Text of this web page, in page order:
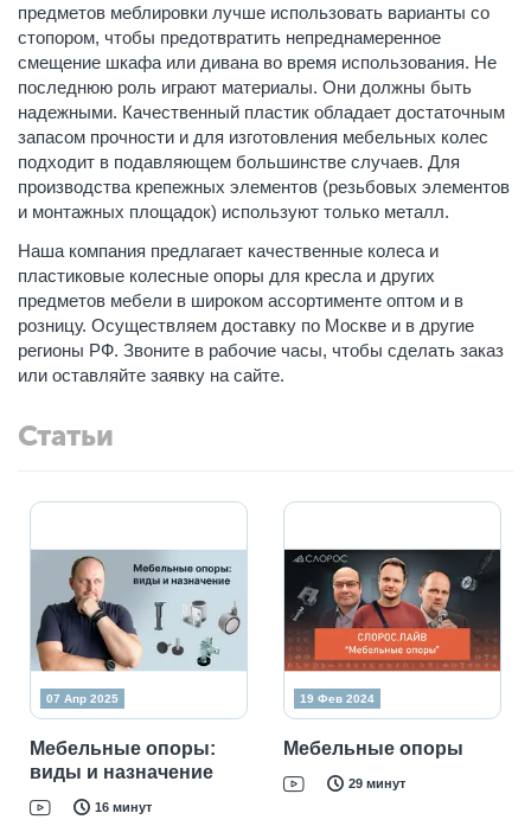
предметов меблировки лучше использовать варианты со
стопором, чтобы предотвратить непреднамеренное
смещение шкафа или дивана во время использования. Не
последнюю роль играют материалы. Они должны быть
надежными. Качественный пластик обладает достаточным
запасом прочности и для изготовления мебельных колес
подходит в подавляющем большинстве случаев. Для
производства крепежных элементов (резьбовых элементов
и монтажных площадок) используют только металл.
Наша компания предлагает качественные колеса и
пластиковые колесные опоры для кресла и других
предметов мебели в широком ассортименте оптом и в
розницу. Осуществляем доставку по Москве и в другие
регионы РФ. Звоните в рабочие часы, чтобы сделать заказ
или оставляйте заявку на сайте.
Статьи
07 Апр 2025
Мебельные опоры:
виды и назначение
16 минут
19 Фев 2024
Мебельные опоры
29 минут